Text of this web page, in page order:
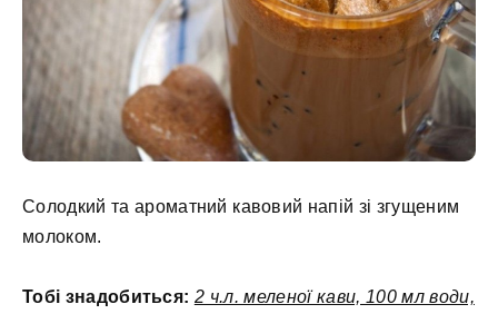
Солодкий та ароматний кавовий напій зі згущеним
молоком.
Тобі знадобиться: 2 ч.л. меленої кави, 100 мл води,